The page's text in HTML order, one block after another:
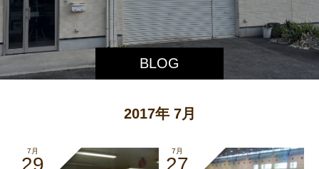
BLOG
2017年 7月
7月
29
7月
27